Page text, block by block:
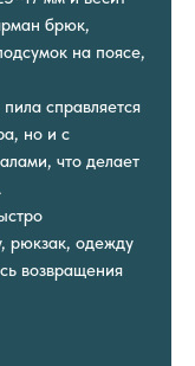
брюк,
на поясе,
справляется
но и с
что делает
рюкзак, одежду
возвращения